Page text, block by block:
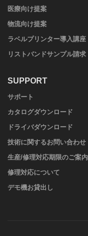
医療向け提案
物流向け提案
ラベルプリンター導入講座
リストバンドサンプル請求
SUPPORT
サポート
カタログダウンロード
ドライバダウンロード
技術に関するお問い合わせ
生産/修理対応期限のご案内
修理対応について
デモ機お貸出し